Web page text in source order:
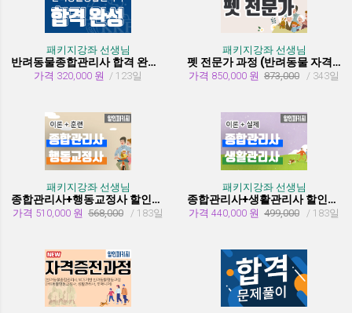
패키지강좌 선생님
반려동물종합관리사 합격 완성 패키지
가격 320,000 원 / 123일
패키지강좌 선생님
펫 전문가 과정 (반려동물 자격증 취득과정)
가격 850,000 원 873,000 / 343일
패키지강좌 선생님
종합관리사+행동교정사 할인패키지과정
가격 510,000 원 568,000 / 183일
패키지강좌 선생님
종합관리사+생활관리사 할인패키지과정
가격 440,000 원 499,000 / 183일